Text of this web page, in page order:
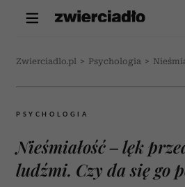
Zwierciadlo.pl > Psychologia >
PSYCHOLOGIA
Nieśmiałość – lęk
ludźmi. Czy da się go